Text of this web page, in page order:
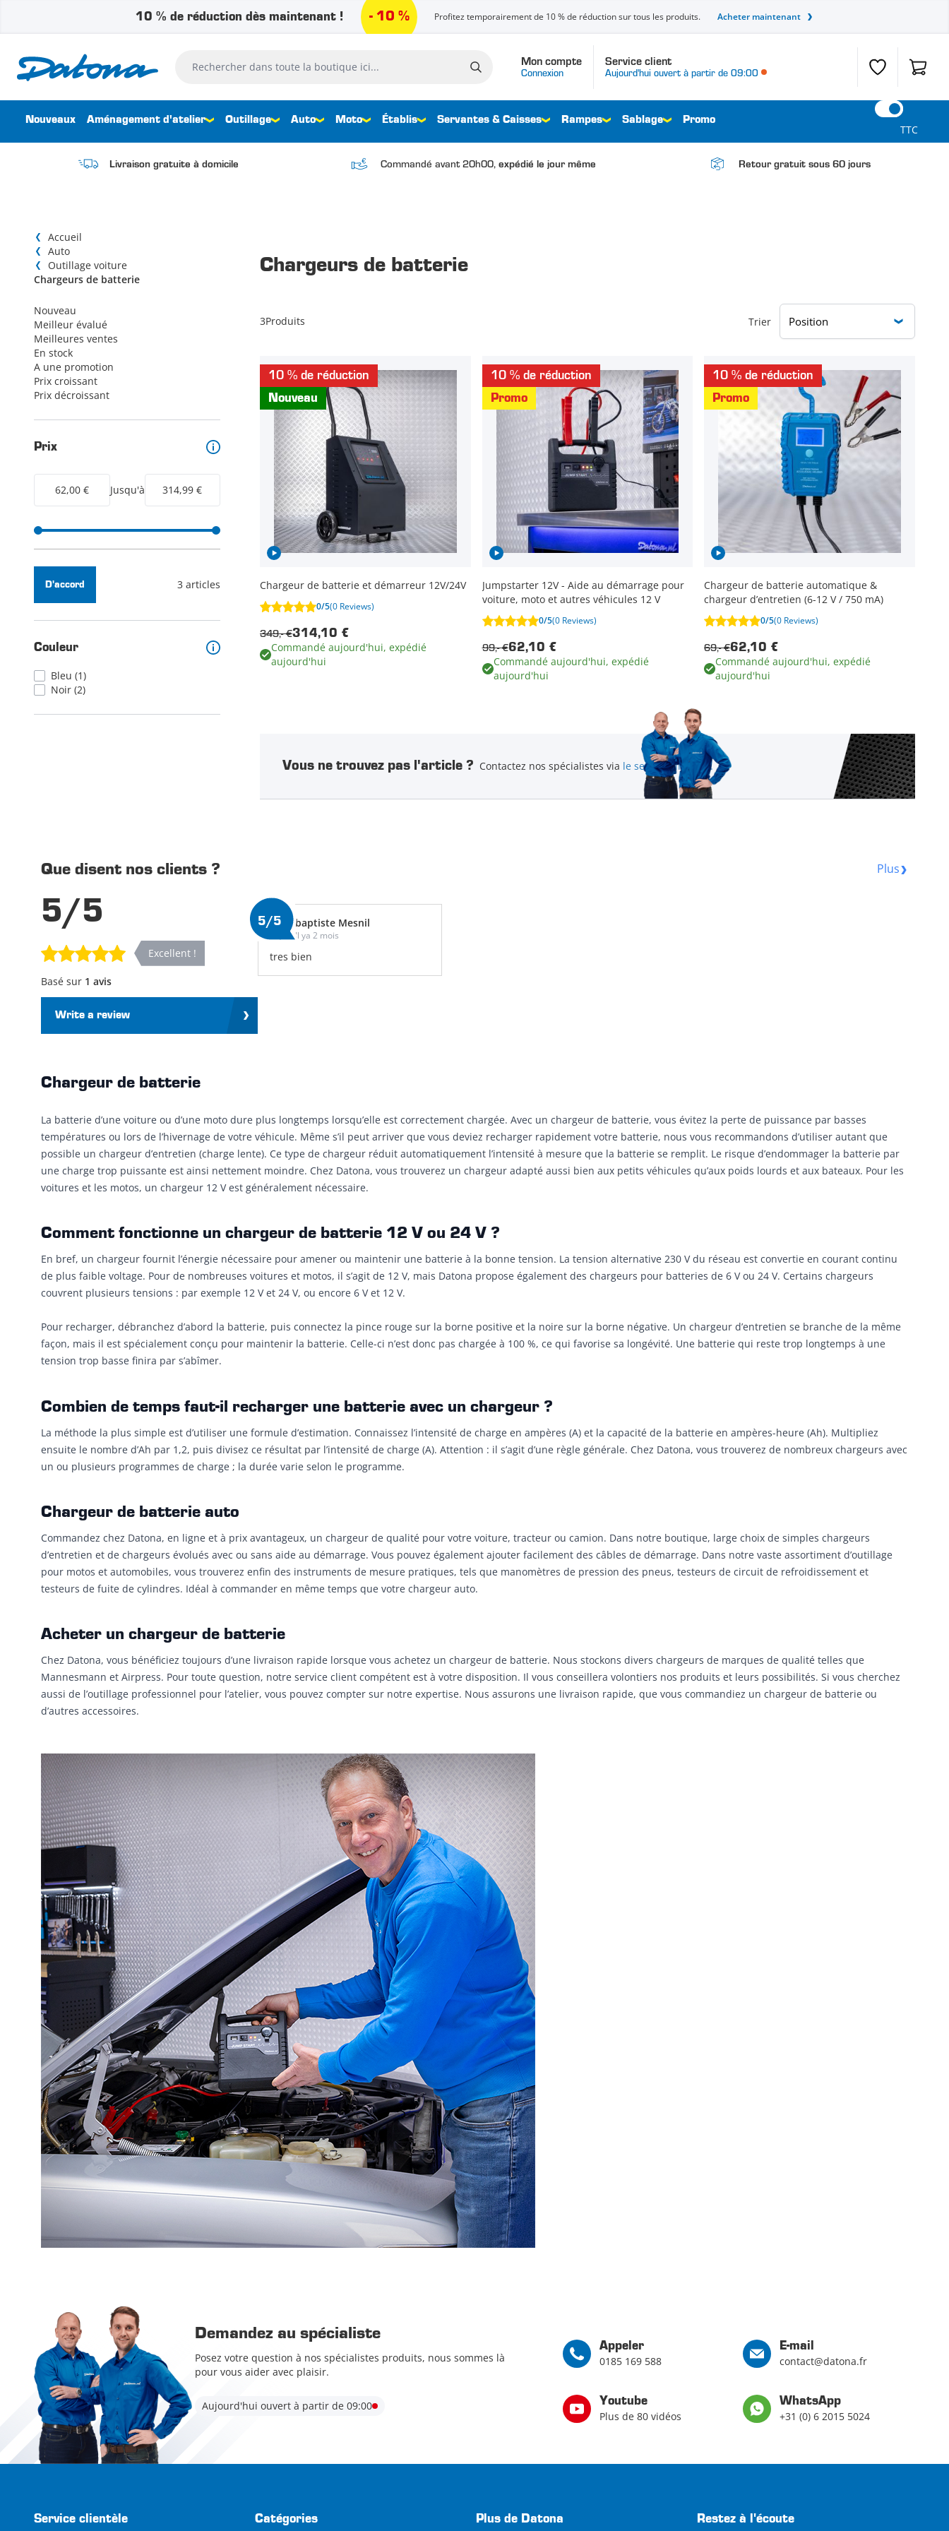
10 % de réduction dès maintenant ! - 10 % Profitez temporairement de 10 % de réduction sur tous les produits. Acheter maintenant
Mon compte
Connexion
Service client
Aujourd'hui ouvert à partir de 09:00 Liste de Panier
Rechercher dans toute la boutique ici...
Nouveaux Aménagement d'atelier Outillage Auto Moto Établis Servantes & Caisses Rampes Sablage Promo
TTC
Livraison gratuite à domicile Commandé avant 20h00, expédié le jour même Retour gratuit sous 60 jours
Accueil
Auto
Outillage voiture
Chargeurs de batterie
Nouveau
Meilleur évalué
Meilleures ventes
En stock
A une promotion
Prix croissant
Prix décroissant
Prix
62,00 € Jusqu'à 314,99 €
3 articles
D'accord
Couleur
Bleu (1)
Noir (2)
Chargeurs de batterie
3Produits Trier
10 % de réduction
Nouveau
Chargeur de batterie et démarreur 12V/24V
0/5(0 Reviews)
314,10 €
349,- €
Commandé aujourd'hui, expédié
aujourd'hui
10 % de réduction
Promo
Jumpstarter 12V - Aide au démarrage pour
voiture, moto et autres véhicules 12 V
0/5(0 Reviews)
62,10 €
99,- €
Commandé aujourd'hui, expédié
aujourd'hui
10 % de réduction
Promo
Chargeur de batterie automatique &
chargeur d’entretien (6-12 V / 750 mA)
0/5(0 Reviews)
62,10 €
69,- €
Commandé aujourd'hui, expédié
aujourd'hui
Vous ne trouvez pas l'article ? Contactez nos spécialistes via le service clientèle.
Que disent nos clients ? Plus
5/5
Excellent !
Basé sur 1 avis
Write a review
5/5 baptiste Mesnil
Il ya 2 mois
tres bien
Chargeur de batterie
La batterie d’une voiture ou d’une moto dure plus longtemps lorsqu’elle est correctement chargée. Avec un chargeur de batterie, vous évitez la perte de puissance par basses
températures ou lors de l’hivernage de votre véhicule. Même s’il peut arriver que vous deviez recharger rapidement votre batterie, nous vous recommandons d’utiliser autant que
possible un chargeur d’entretien (charge lente). Ce type de chargeur réduit automatiquement l’intensité à mesure que la batterie se remplit. Le risque d’endommager la batterie par
une charge trop puissante est ainsi nettement moindre. Chez Datona, vous trouverez un chargeur adapté aussi bien aux petits véhicules qu’aux poids lourds et aux bateaux. Pour les
voitures et les motos, un chargeur 12 V est généralement nécessaire.
Comment fonctionne un chargeur de batterie 12 V ou 24 V ?
En bref, un chargeur fournit l’énergie nécessaire pour amener ou maintenir une batterie à la bonne tension. La tension alternative 230 V du réseau est convertie en courant continu
de plus faible voltage. Pour de nombreuses voitures et motos, il s’agit de 12 V, mais Datona propose également des chargeurs pour batteries de 6 V ou 24 V. Certains chargeurs
couvrent plusieurs tensions : par exemple 12 V et 24 V, ou encore 6 V et 12 V.
Pour recharger, débranchez d’abord la batterie, puis connectez la pince rouge sur la borne positive et la noire sur la borne négative. Un chargeur d’entretien se branche de la même
façon, mais il est spécialement conçu pour maintenir la batterie. Celle-ci n’est donc pas chargée à 100 %, ce qui favorise sa longévité. Une batterie qui reste trop longtemps à une
tension trop basse finira par s’abîmer.
Combien de temps faut-il recharger une batterie avec un chargeur ?
La méthode la plus simple est d’utiliser une formule d’estimation. Connaissez l’intensité de charge en ampères (A) et la capacité de la batterie en ampères-heure (Ah). Multipliez
ensuite le nombre d’Ah par 1,2, puis divisez ce résultat par l’intensité de charge (A). Attention : il s’agit d’une règle générale. Chez Datona, vous trouverez de nombreux chargeurs avec
un ou plusieurs programmes de charge ; la durée varie selon le programme.
Chargeur de batterie auto
Commandez chez Datona, en ligne et à prix avantageux, un chargeur de qualité pour votre voiture, tracteur ou camion. Dans notre boutique, large choix de simples chargeurs
d’entretien et de chargeurs évolués avec ou sans aide au démarrage. Vous pouvez également ajouter facilement des câbles de démarrage. Dans notre vaste assortiment d’outillage
pour motos et automobiles, vous trouverez enfin des instruments de mesure pratiques, tels que manomètres de pression des pneus, testeurs de circuit de refroidissement et
testeurs de fuite de cylindres. Idéal à commander en même temps que votre chargeur auto.
Acheter un chargeur de batterie
Chez Datona, vous bénéficiez toujours d’une livraison rapide lorsque vous achetez un chargeur de batterie. Nous stockons divers chargeurs de marques de qualité telles que
Mannesmann et Airpress. Pour toute question, notre service client compétent est à votre disposition. Il vous conseillera volontiers nos produits et leurs possibilités. Si vous cherchez
aussi de l’outillage professionnel pour l’atelier, vous pouvez compter sur notre expertise. Nous assurons une livraison rapide, que vous commandiez un chargeur de batterie ou
d’autres accessoires.
Demandez au spécialiste
Posez votre question à nos spécialistes produits, nous sommes là
pour vous aider avec plaisir.
Aujourd'hui ouvert à partir de 09:00
Appeler
0185 169 588
E-mail
contact@datona.fr
Youtube
Plus de 80 vidéos
WhatsApp
+31 (0) 6 2015 5024
Service clientèle Catégories Plus de Datona Restez à l'écoute